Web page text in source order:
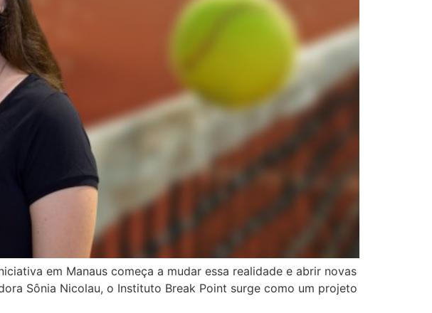
em Manaus começa a mudar essa realidade e abrir novas
Sônia Nicolau, o Instituto Break Point surge como um projeto